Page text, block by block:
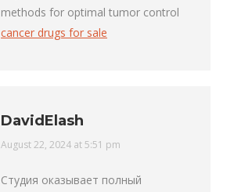
methods for optimal tumor control
cancer drugs for sale
DavidElash
says:
August 22, 2024 at 5:51 pm
Студия оказывает полный